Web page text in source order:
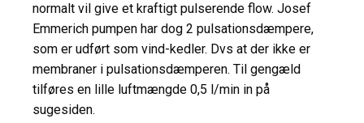
normalt vil give et kraftigt pulserende flow. Josef
Emmerich pumpen har dog 2 pulsationsdæmpere,
som er udført som vind-kedler. Dvs at der ikke er
membraner i pulsationsdæmperen. Til gengæld
tilføres en lille luftmængde 0,5 l/min in på
sugesiden.